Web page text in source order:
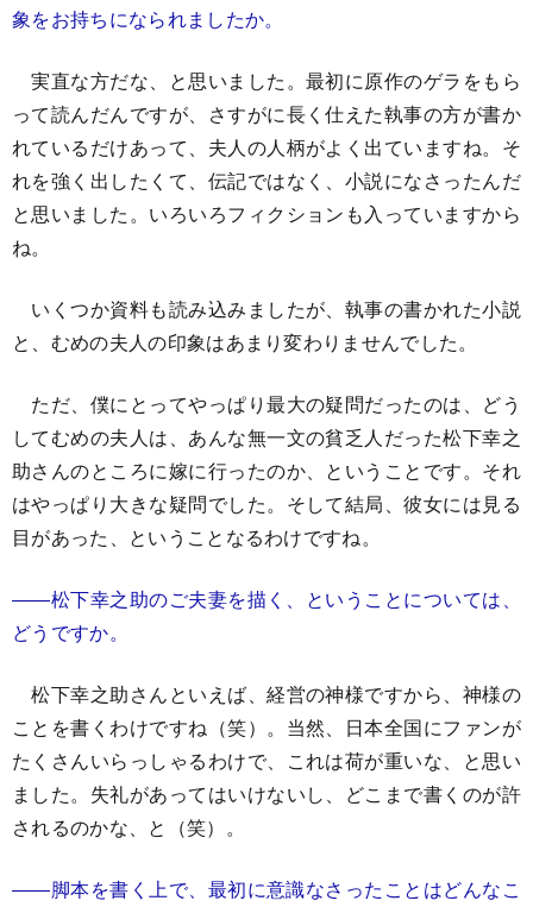
象をお持ちになられましたか。
実直な方だな、と思いました。最初に原作のゲラをもら
って読んだんですが、さすがに長く仕えた執事の方が書か
れているだけあって、夫人の人柄がよく出ていますね。そ
れを強く出したくて、伝記ではなく、小説になさったんだ
と思いました。いろいろフィクションも入っていますから
ね。
いくつか資料も読み込みましたが、執事の書かれた小説
と、むめの夫人の印象はあまり変わりませんでした。
ただ、僕にとってやっぱり最大の疑問だったのは、どう
してむめの夫人は、あんな無一文の貧乏人だった松下幸之
助さんのところに嫁に行ったのか、ということです。それ
はやっぱり大きな疑問でした。そして結局、彼女には見る
目があった、ということなるわけですね。
――松下幸之助のご夫妻を描く、ということについては、
どうですか。
松下幸之助さんといえば、経営の神様ですから、神様の
ことを書くわけですね（笑）。当然、日本全国にファンが
たくさんいらっしゃるわけで、これは荷が重いな、と思い
ました。失礼があってはいけないし、どこまで書くのが許
されるのかな、と（笑）。
――脚本を書く上で、最初に意識なさったことはどんなこ